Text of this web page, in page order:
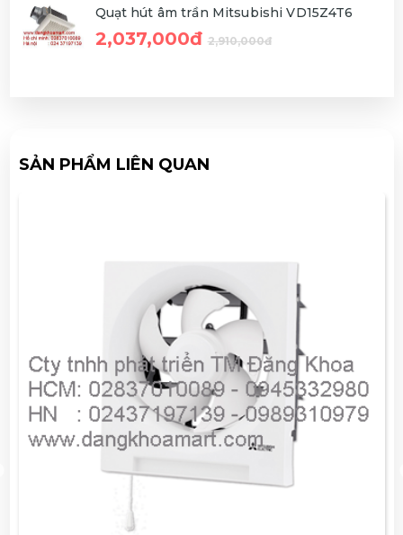
Quạt hút âm trần Mitsubishi VD15Z4T6
2,037,000đ 2,910,000đ
SẢN PHẨM LIÊN QUAN